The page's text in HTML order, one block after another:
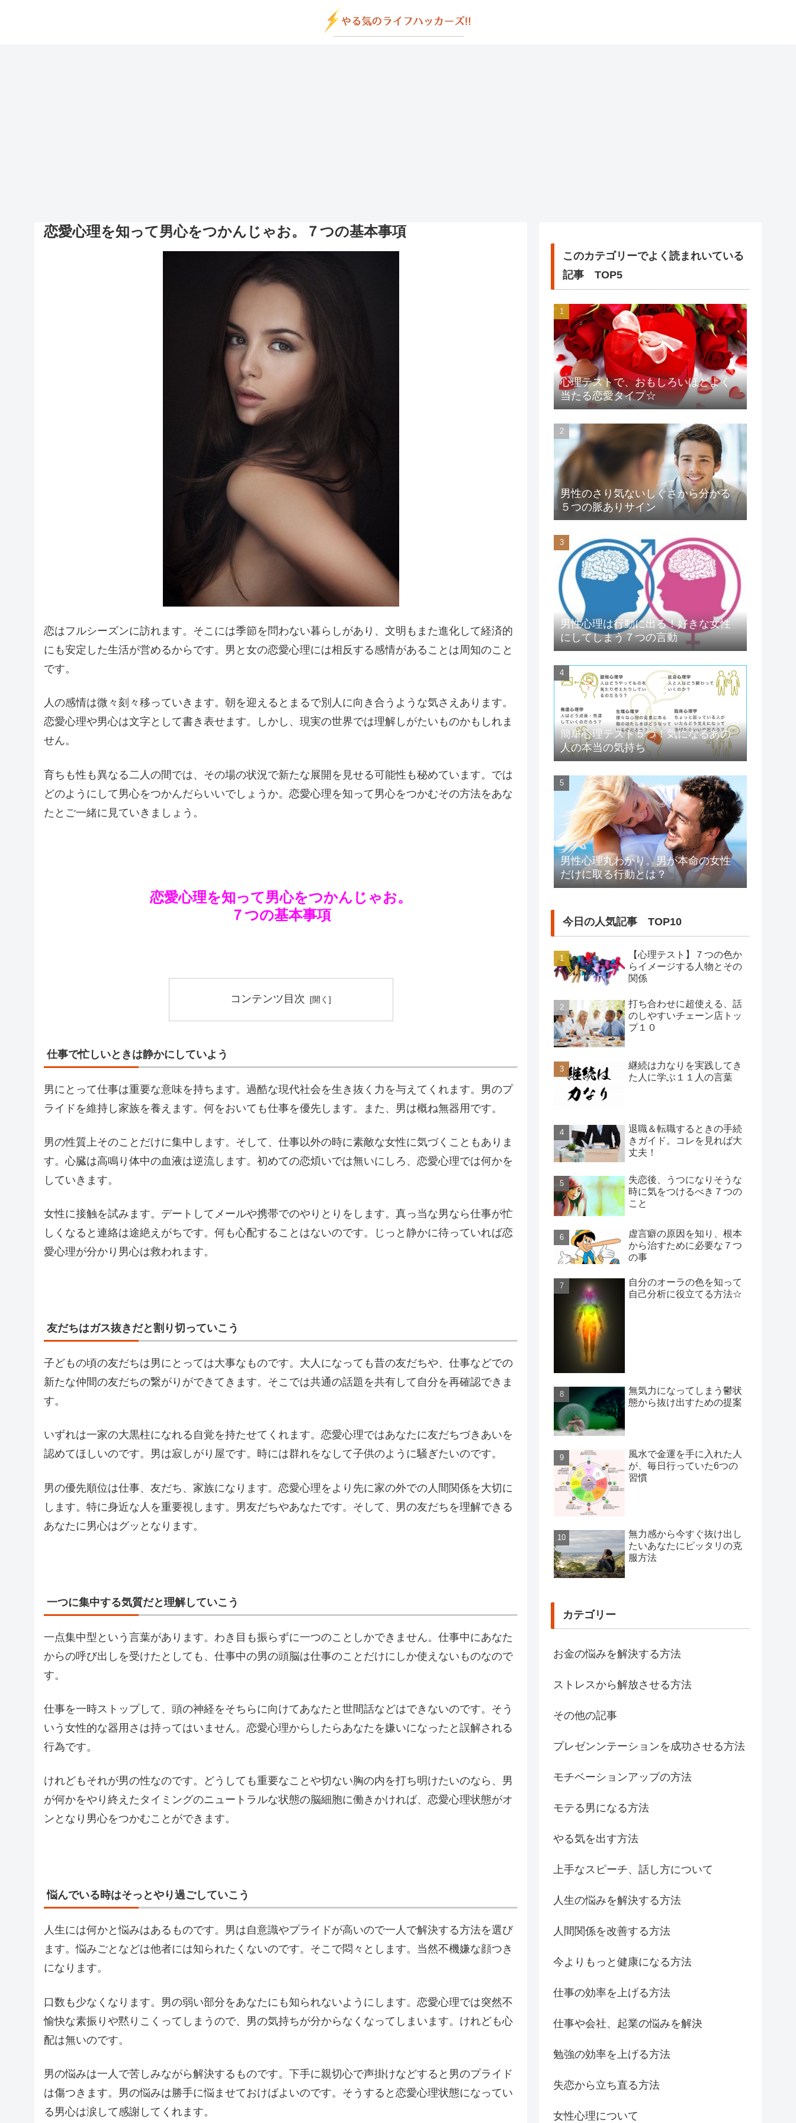
恋愛心理を知って男心をつかんじゃお。７つの基本事項
恋はフルシーズンに訪れます。そこには季節を問わない暮らしがあり、文明もまた進化して経済的
にも安定した生活が営めるからです。男と女の恋愛心理には相反する感情があることは周知のこと
です。
人の感情は微々刻々移っていきます。朝を迎えるとまるで別人に向き合うような気さえあります。
恋愛心理や男心は文字として書き表せます。しかし、現実の世界では理解しがたいものかもしれま
せん。
育ちも性も異なる二人の間では、その場の状況で新たな展開を見せる可能性も秘めています。では
どのようにして男心をつかんだらいいでしょうか。恋愛心理を知って男心をつかむその方法をあな
たとご一緒に見ていきましょう。
恋愛心理を知って男心をつかんじゃお。
７つの基本事項
コンテンツ目次
仕事で忙しいときは静かにしていよう
男にとって仕事は重要な意味を持ちます。過酷な現代社会を生き抜く力を与えてくれます。男のプ
ライドを維持し家族を養えます。何をおいても仕事を優先します。また、男は概ね無器用です。
男の性質上そのことだけに集中します。そして、仕事以外の時に素敵な女性に気づくこともありま
す。心臓は高鳴り体中の血液は逆流します。初めての恋煩いでは無いにしろ、恋愛心理では何かを
していきます。
女性に接触を試みます。デートしてメールや携帯でのやりとりをします。真っ当な男なら仕事が忙
しくなると連絡は途絶えがちです。何も心配することはないのです。じっと静かに待っていれば恋
愛心理が分かり男心は救われます。
友だちはガス抜きだと割り切っていこう
子どもの頃の友だちは男にとっては大事なものです。大人になっても昔の友だちや、仕事などでの
新たな仲間の友だちの繋がりができてきます。そこでは共通の話題を共有して自分を再確認できま
す。
いずれは一家の大黒柱になれる自覚を持たせてくれます。恋愛心理ではあなたに友だちづきあいを
認めてほしいのです。男は寂しがり屋です。時には群れをなして子供のように騒ぎたいのです。
男の優先順位は仕事、友だち、家族になります。恋愛心理をより先に家の外での人間関係を大切に
します。特に身近な人を重要視します。男友だちやあなたです。そして、男の友だちを理解できる
あなたに男心はグッとなります。
一つに集中する気質だと理解していこう
一点集中型という言葉があります。わき目も振らずに一つのことしかできません。仕事中にあなた
からの呼び出しを受けたとしても、仕事中の男の頭脳は仕事のことだけにしか使えないものなので
す。
仕事を一時ストップして、頭の神経をそちらに向けてあなたと世間話などはできないのです。そう
いう女性的な器用さは持ってはいません。恋愛心理からしたらあなたを嫌いになったと誤解される
行為です。
けれどもそれが男の性なのです。どうしても重要なことや切ない胸の内を打ち明けたいのなら、男
が何かをやり終えたタイミングのニュートラルな状態の脳細胞に働きかければ、恋愛心理状態がオ
ンとなり男心をつかむことができます。
悩んでいる時はそっとやり過ごしていこう
人生には何かと悩みはあるものです。男は自意識やプライドが高いので一人で解決する方法を選び
ます。悩みごとなどは他者には知られたくないのです。そこで悶々とします。当然不機嫌な顔つき
になります。
口数も少なくなります。男の弱い部分をあなたにも知られないようにします。恋愛心理では突然不
愉快な素振りや黙りこくってしまうので、男の気持ちが分からなくなってしまいます。けれども心
配は無いのです。
男の悩みは一人で苦しみながら解決するものです。下手に親切心で声掛けなどすると男のプライド
は傷つきます。男の悩みは勝手に悩ませておけばよいのです。そうすると恋愛心理状態になってい
る男心は涙して感謝してくれます。
このカテゴリーでよく読まれいている
記事 TOP5
心理テストで、おもしろいほどよく
当たる恋愛タイプ☆
男性のさり気ないしぐさから分かる
５つの脈ありサイン
男性心理は行動に出る！好きな女性
にしてしまう７つの言動
簡単心理テスト５つ！気になるあの
人の本当の気持ち
男性心理丸わかり。男が本命の女性
だけに取る行動とは？
今日の人気記事 TOP10
【心理テスト】７つの色か
らイメージする人物とその
関係
打ち合わせに超使える、話
のしやすいチェーン店トッ
プ１０
継続は力なりを実践してき
た人に学ぶ１１人の言葉
退職＆転職するときの手続
きガイド。コレを見れば大
丈夫！
失恋後、うつになりそうな
時に気をつけるべき７つの
こと
虚言癖の原因を知り、根本
から治すために必要な７つ
の事
自分のオーラの色を知って
自己分析に役立てる方法☆
無気力になってしまう鬱状
態から抜け出すための提案
風水で金運を手に入れた人
が、毎日行っていた6つの
習慣
無力感から今すぐ抜け出し
たいあなたにピッタリの克
服方法
カテゴリー
お金の悩みを解決する方法
ストレスから解放させる方法
その他の記事
プレゼンンテーションを成功させる方法
モチベーションアップの方法
モテる男になる方法
やる気を出す方法
上手なスピーチ、話し方について
人生の悩みを解決する方法
人間関係を改善する方法
今よりもっと健康になる方法
仕事の効率を上げる方法
仕事や会社、起業の悩みを解決
勉強の効率を上げる方法
失恋から立ち直る方法
女性心理について